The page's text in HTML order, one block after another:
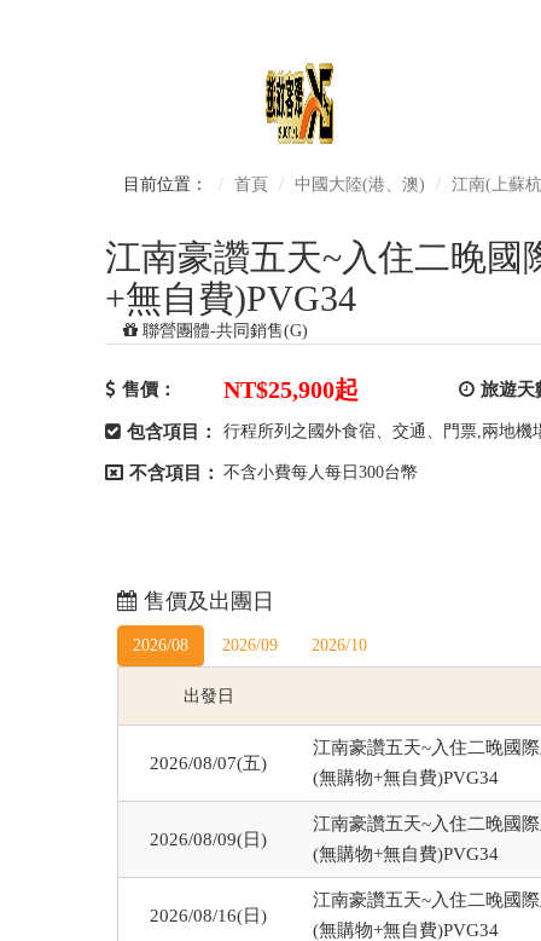
目前位置： 首頁 中國大陸(港、澳) 江南(上蘇
江南豪讚五天~入住二晚國
+無自費)PVG34
聯營團體-共同銷售(G)
售價： NT$25,900起 旅遊天
包含項目： 行程所列之國外食宿、交通、門票,兩地機
不含項目： 不含小費每人每日300台幣
售價及出團日
2026/08 2026/09 2026/10
出發日
2026/08/07(五)
江南豪讚五天~入住二晚國
(無購物+無自費)PVG34
2026/08/09(日)
江南豪讚五天~入住二晚國
(無購物+無自費)PVG34
2026/08/16(日)
江南豪讚五天~入住二晚國
(無購物+無自費)PVG34